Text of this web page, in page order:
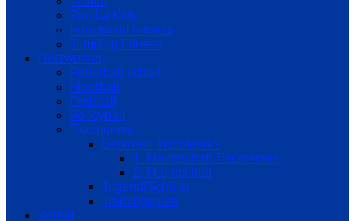
Zumba Kids
Functional Fitness
Jumping Fitness
Netzwerker
Federball scharf
Floorball
Prellball
Volleyball
Tischtennis
Senioren Tischtennis
1. Mannschaft Tischtennis
2. Mannschaft
Jugend/Schüler
Trainingsplan
Verein